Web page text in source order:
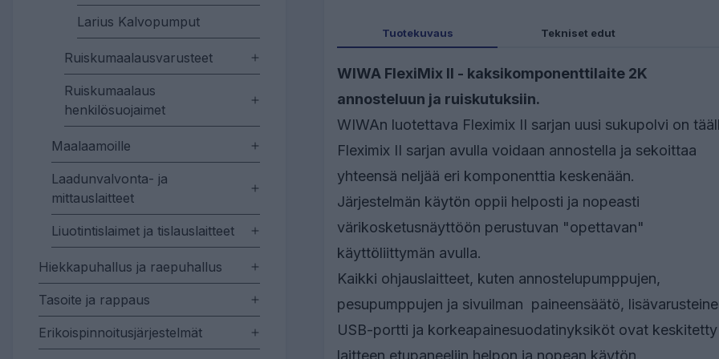
Larius Kalvopumput
Ruiskumaalausvarusteet
Ruiskumaalaus
henkilösuojaimet
Maalaamoille
Laadunvalvonta- ja
mittauslaitteet
Liuotintislaimet ja tislauslaitteet
Hiekkapuhallus ja raepuhallus
Tasoite ja rappaus
Erikoispinnoitusjärjestelmät
Tuotekuvaus Tekniset edut
WIWA FlexiMix II - kaksikomponenttilaite 2K
annosteluun ja ruiskutuksiin.
WIWAn luotettava Fleximix II sarjan uusi sukupolvi on
Fleximix II sarjan avulla voidaan annostella ja sekoittaa
yhteensä neljää eri komponenttia keskenään.
Järjestelmän käytön oppii helposti ja nopeasti
värikosketusnäyttöön perustuvan "opettavan"
käyttöliittymän avulla.
Kaikki ohjauslaitteet, kuten annostelupumppujen,
pesupumppujen ja sivuilman paineensäätö,
USB-portti ja korkeapainesuodatinyksiköt ovat keskitetty
laitteen etupaneeliin helpon ja nopean käytön